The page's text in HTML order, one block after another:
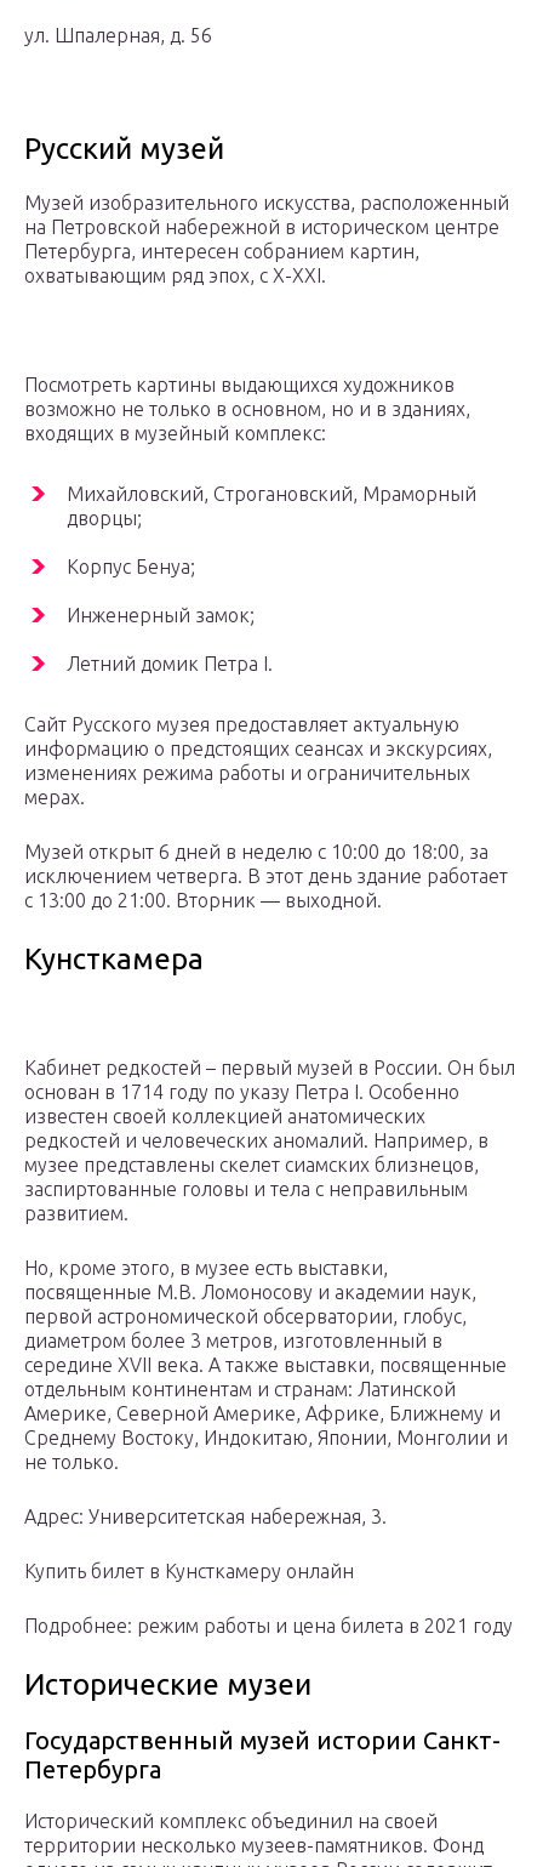
ул. Шпалерная, д. 56
Русский музей
Музей изобразительного искусства, расположенный
на Петровской набережной в историческом центре
Петербурга, интересен собранием картин,
охватывающим ряд эпох, с Х-ХХI.
Посмотреть картины выдающихся художников
возможно не только в основном, но и в зданиях,
входящих в музейный комплекс:
Михайловский, Строгановский, Мраморный
дворцы;
Корпус Бенуа;
Инженерный замок;
Летний домик Петра I.
Сайт Русского музея предоставляет актуальную
информацию о предстоящих сеансах и экскурсиях,
изменениях режима работы и ограничительных
мерах.
Музей открыт 6 дней в неделю с 10:00 до 18:00, за
исключением четверга. В этот день здание работает
с 13:00 до 21:00. Вторник — выходной.
Кунсткамера
Кабинет редкостей – первый музей в России. Он был
основан в 1714 году по указу Петра I. Особенно
известен своей коллекцией анатомических
редкостей и человеческих аномалий. Например, в
музее представлены скелет сиамских близнецов,
заспиртованные головы и тела с неправильным
развитием.
Но, кроме этого, в музее есть выставки,
посвященные М.В. Ломоносову и академии наук,
первой астрономической обсерватории, глобус,
диаметром более 3 метров, изготовленный в
середине XVII века. А также выставки, посвященные
отдельным континентам и странам: Латинской
Америке, Северной Америке, Африке, Ближнему и
Среднему Востоку, Индокитаю, Японии, Монголии и
не только.
Адрес: Университетская набережная, 3.
Купить билет в Кунсткамеру онлайн
Подробнее: режим работы и цена билета в 2021 году
Исторические музеи
Государственный музей истории Санкт-
Петербурга
Исторический комплекс объединил на своей
территории несколько музеев-памятников. Фонд